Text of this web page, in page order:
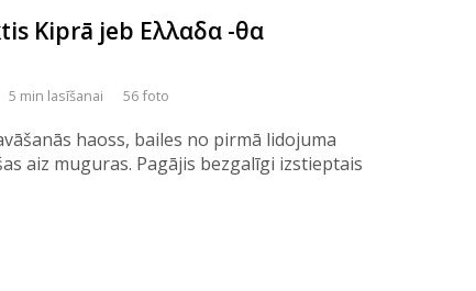
Kiprā jeb Ελλαδα -θα
5 min lasīšanai 56 foto
haoss, bailes no pirmā lidojuma
aiz muguras. Pagājis bezgalīgi izstieptais